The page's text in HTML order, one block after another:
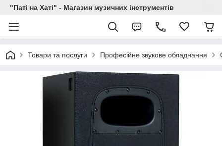
"Паті на Хаті" - Магазин музичних інструментів
Товари та послуги Професійне звукове обладнання